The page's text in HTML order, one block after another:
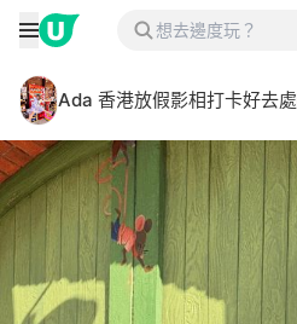
Ada 香港放假影相打卡好去處